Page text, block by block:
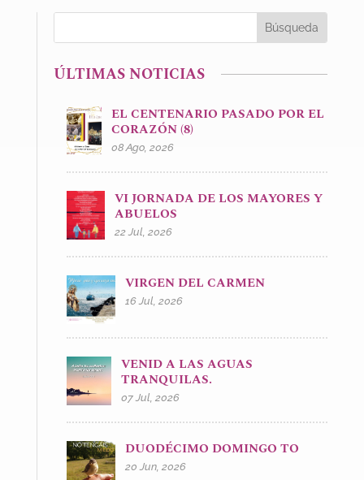
ÚLTIMAS NOTICIAS
EL CENTENARIO PASADO POR EL
CORAZÓN (8)
08 Ago, 2026
VI JORNADA DE LOS MAYORES Y
ABUELOS
22 Jul, 2026
VIRGEN DEL CARMEN
16 Jul, 2026
VENID A LAS AGUAS
TRANQUILAS.
07 Jul, 2026
DUODÉCIMO DOMINGO TO
20 Jun, 2026